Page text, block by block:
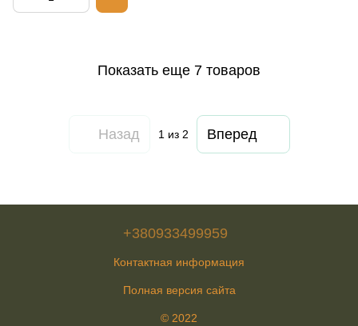
Показать еще 7 товаров
Назад 1 из 2 Вперед
+380933499959
Контактная информация
Полная версия сайта
© 2022